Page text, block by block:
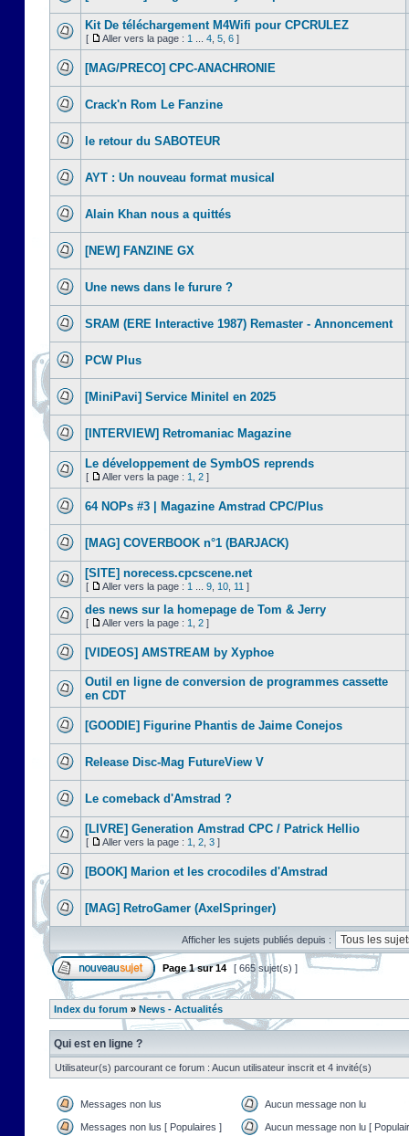
Kit De téléchargement M4Wifi pour CPCRULEZ
[ Aller vers la page : 1 4 5 6 ]
[MAG/PRECO] CPC-ANACHRONIE
Crack'n Rom Le Fanzine
le retour du SABOTEUR
AYT : Un nouveau format musical
Alain Khan nous a quittés
[NEW] FANZINE GX
Une news dans le furure ?
SRAM (ERE Interactive 1987) Remaster - Annoncement
PCW Plus
[MiniPavi] Service Minitel en 2025
[INTERVIEW] Retromaniac Magazine
Le développement de SymbOS reprends
[ Aller vers la page : 1 2 ]
64 NOPs #3 | Magazine Amstrad CPC/Plus
[MAG] COVERBOOK n°1 (BARJACK)
[SITE] norecess.cpcscene.net
[ Aller vers la page : 1 9 10 11 ]
des news sur la homepage de Tom & Jerry
[ Aller vers la page : 1 2 ]
[VIDEOS] AMSTREAM by Xyphoe
Outil en ligne de conversion de programmes cassette
en CDT
[GOODIE] Figurine Phantis de Jaime Conejos
Release Disc-Mag FutureView V
Le comeback d'Amstrad ?
[LIVRE] Generation Amstrad CPC / Patrick Hellio
[ Aller vers la page : 1 2 3 ]
[BOOK] Marion et les crocodiles d'Amstrad
[MAG] RetroGamer (AxelSpringer)
Afficher les sujets publiés depuis :
Page1sur14 [ 665 sujet(s) ]
Index du forum » News - Actualités
Qui est en ligne ?
Utilisateur(s) parcourant ce forum : Aucun utilisateur inscrit et 4 invité(s)
Messages non lus Aucun message non lu
Messages non lus [ Populaires ] Aucun message non lu [